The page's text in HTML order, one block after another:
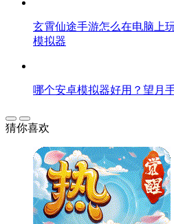
玄霄仙途手游怎么在电脑上
模拟器
哪个安卓模拟器好用？望月
猜你喜欢